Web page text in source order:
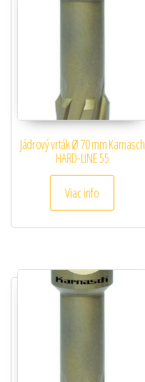
Jádrový vrták Ø 70 mm Karnasch
HARD-LINE 55
Viac info